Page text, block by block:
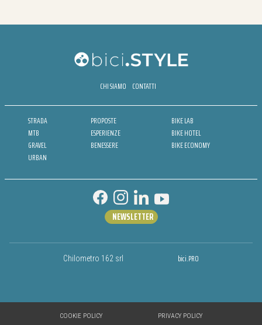
CHI SIAMO CONTATTI
STRADA
MTB
GRAVEL
URBAN
PROPOSTE
ESPERIENZE
BENESSERE
BIKE LAB
BIKE HOTEL
BIKE ECONOMY
Chilometro 162 srl bici.PRO
NEWSLETTER
COOKIE POLICY PRIVACY POLICY